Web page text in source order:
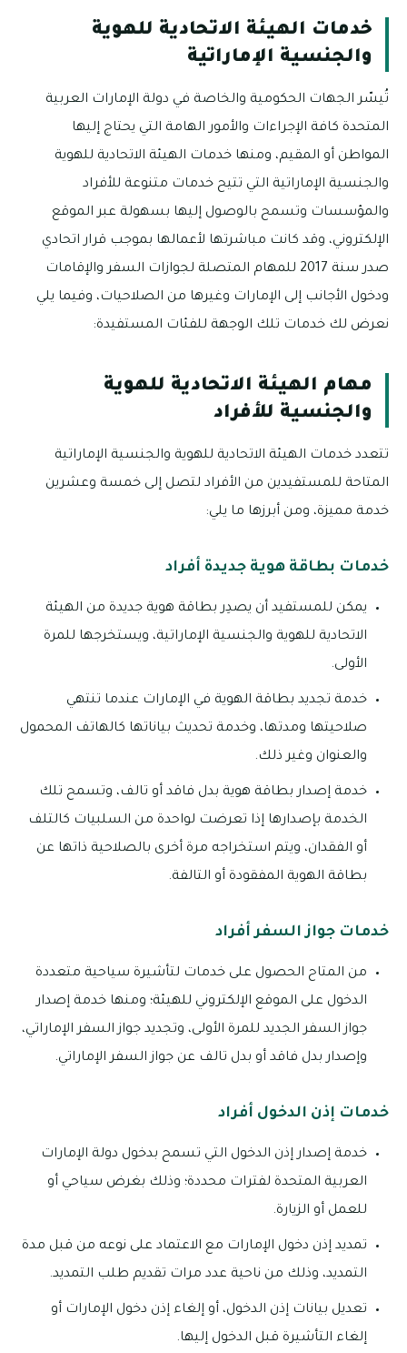
خدمات الهيئة الاتحادية للهوية
والجنسية الإماراتية
تُيسّر الجهات الحكومية والخاصة في دولة الإمارات العربية
المتحدة كافة الإجراءات والأمور الهامة التي يحتاج إليها
المواطن أو المقيم، ومنها خدمات الهيئة الاتحادية للهوية
والجنسية الإماراتية التي تتيح خدمات متنوعة للأفراد
والمؤسسات وتسمح بالوصول إليها بسهولة عبر الموقع
الإلكتروني، وقد كانت مباشرتها لأعمالها بموجب قرار اتحادي
صدر سنة 2017 للمهام المتصلة لجوازات السفر والإقامات
ودخول الأجانب إلى الإمارات وغيرها من الصلاحيات، وفيما يلي
نعرض لك خدمات تلك الوجهة للفئات المستفيدة:
مهام الهيئة الاتحادية للهوية
والجنسية للأفراد
تتعدد خدمات الهيئة الاتحادية للهوية والجنسية الإماراتية
المتاحة للمستفيدين من الأفراد لتصل إلى خمسة وعشرين
خدمة مميزة، ومن أبرزها ما يلي:
خدمات بطاقة هوية جديدة أفراد
يمكن للمستفيد أن يصدِر بطاقة هوية جديدة من الهيئة
الاتحادية للهوية والجنسية الإماراتية، ويستخرجها للمرة
الأولى.
خدمة تجديد بطاقة الهوية في الإمارات عندما تنتهي
صلاحيتها ومدتها، وخدمة تحديث بياناتها كالهاتف المحمول
والعنوان وغير ذلك.
خدمة إصدار بطاقة هوية بدل فاقد أو تالف، وتسمح تلك
الخدمة بإصدارها إذا تعرضت لواحدة من السلبيات كالتلف
أو الفقدان، ويتم استخراجه مرة أخرى بالصلاحية ذاتها عن
بطاقة الهوية المفقودة أو التالفة.
خدمات جواز السفر أفراد
من المتاح الحصول على خدمات لتأشيرة سياحية متعددة
الدخول على الموقع الإلكتروني للهيئة؛ ومنها خدمة إصدار
جواز السفر الجديد للمرة الأولى، وتجديد جواز السفر الإماراتي،
وإصدار بدل فاقد أو بدل تالف عن جواز السفر الإماراتي.
خدمات إذن الدخول أفراد
خدمة إصدار إذن الدخول التي تسمح بدخول دولة الإمارات
العربية المتحدة لفترات محددة؛ وذلك بغرض سياحي أو
للعمل أو الزيارة.
تمديد إذن دخول الإمارات مع الاعتماد على نوعه من قبل مدة
التمديد، وذلك من ناحية عدد مرات تقديم طلب التمديد.
تعديل بيانات إذن الدخول، أو إلغاء إذن دخول الإمارات أو
إلغاء التأشيرة قبل الدخول إليها.